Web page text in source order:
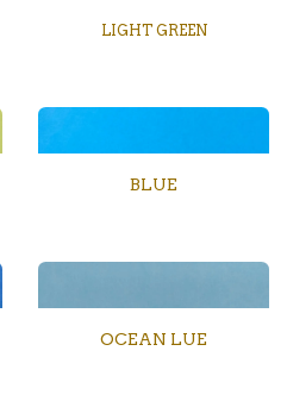
LIGHT GREEN
BLUE
OCEAN LUE